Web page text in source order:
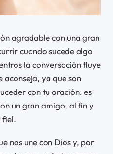
agradable con una gran
cuando sucede algo
la conversación fluye
aconseja, ya que son
con tu oración: es
un gran amigo, al fin y
fiel.
nos une con Dios y, por